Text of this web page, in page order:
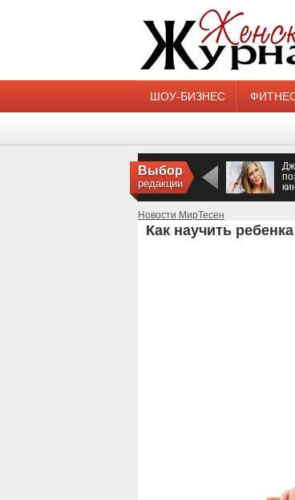
ШОУ-БИЗНЕС
Выбор
редакции
Новости МирТесен
Как научить